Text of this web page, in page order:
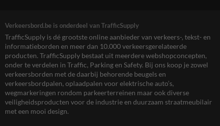
Verkeersbord.be is onderdeel van TrafficSupply
TrafficSupply is dé grootste online aanbieder van verkeers-, tekst- en
informatieborden en meer dan 10.000 verkeersgerelateerde
producten. TrafficSupply bestaat uit meerdere webshopconcepten,
onder te verdelen in Traffic, Parking en Safety. Bij ons koop je zowel
verkeersborden met de daarbij behorende beugels en
verkeersbordpalen, oplaadpalen voor elektrische auto’s,
wegmarkeringen rondom parkeerterreinen maar ook diverse
veiligheidsproducten voor de industrie en duurzaam straatmeubilair
met een mooi design.